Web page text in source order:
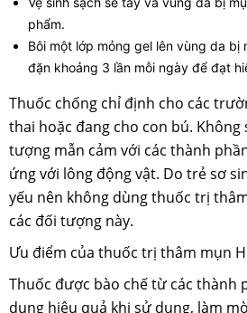
phẩm.
Bôi một lớp mỏng gel lên vùng da bị
đặn khoảng 3 lần mỗi ngày để đạt
Thuốc chống chỉ định cho các
thai hoặc đang cho con bú. Không
tượng mẫn cảm với các thành
ứng với lông động vật. Do trẻ sơ
yếu nên không dùng thuốc trị
các đối tượng này.
Ưu điểm của thuốc trị thâm mụn
Thuốc được bào chế từ các thành
dụng hiệu quả khi sử dụng, làm